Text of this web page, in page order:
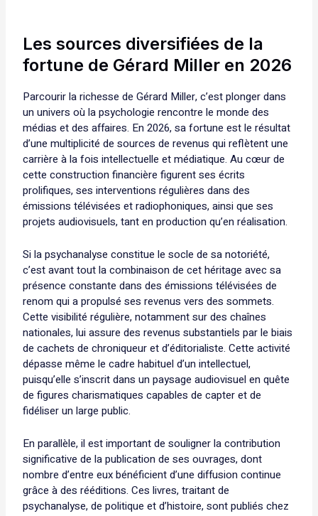
Les sources diversifiées de la
fortune de Gérard Miller en 2026
Parcourir la richesse de Gérard Miller, c’est plonger dans
un univers où la psychologie rencontre le monde des
médias et des affaires. En 2026, sa fortune est le résultat
d’une multiplicité de sources de revenus qui reflètent une
carrière à la fois intellectuelle et médiatique. Au cœur de
cette construction financière figurent ses écrits
prolifiques, ses interventions régulières dans des
émissions télévisées et radiophoniques, ainsi que ses
projets audiovisuels, tant en production qu’en réalisation.
Si la psychanalyse constitue le socle de sa notoriété,
c’est avant tout la combinaison de cet héritage avec sa
présence constante dans des émissions télévisées de
renom qui a propulsé ses revenus vers des sommets.
Cette visibilité régulière, notamment sur des chaînes
nationales, lui assure des revenus substantiels par le biais
de cachets de chroniqueur et d’éditorialiste. Cette activité
dépasse même le cadre habituel d’un intellectuel,
puisqu’elle s’inscrit dans un paysage audiovisuel en quête
de figures charismatiques capables de capter et de
fidéliser un large public.
En parallèle, il est important de souligner la contribution
significative de la publication de ses ouvrages, dont
nombre d’entre eux bénéficient d’une diffusion continue
grâce à des rééditions. Ces livres, traitant de
psychanalyse, de politique et d’histoire, sont publiés chez